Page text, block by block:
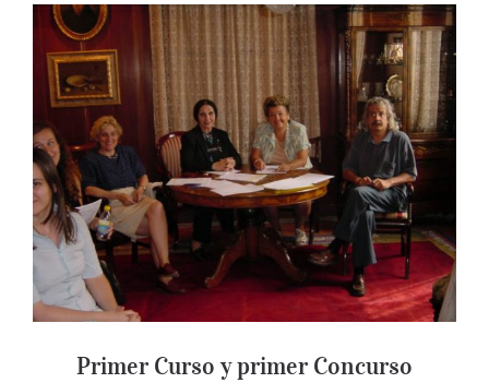
Primer Curso y primer Concurso
Internacional de Canto Lírico Germans
Pla (2002)
Primer Curso y primer Concurso